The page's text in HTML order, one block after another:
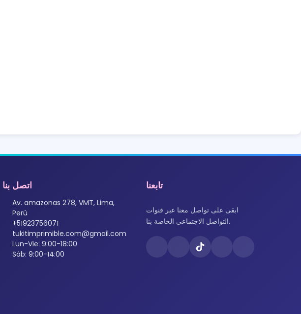
اتصل بنا
Av. amazonas 278, VMT, Lima,
Perú
+51923756071
tukitimprimible.com@gmail.com
Lun-Vie: 9:00-18:00
Sáb: 9:00-14:00
تابعنا
ابقى على تواصل معنا عبر قنوات
التواصل الاجتماعي الخاصة بنا.